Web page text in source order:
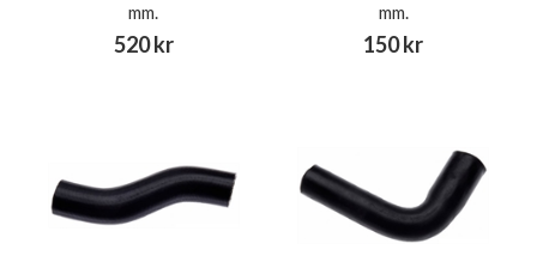
mm.
520 kr
mm.
150 kr